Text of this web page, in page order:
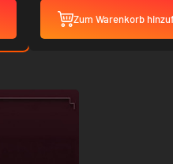
Zum Warenkorb